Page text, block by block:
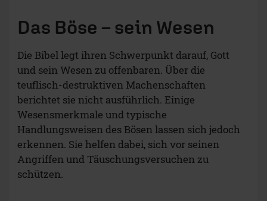
Das Böse – sein Wesen
Die Bibel legt ihren Schwerpunkt darauf, Gott
und sein Wesen zu offenbaren. Über die
teuflisch-destruktiven Machenschaften
berichtet sie nicht ausführlich. Einige
Wesensmerkmale und typische
Handlungsweisen des Bösen lassen sich jedoch
erkennen. Sie helfen dabei, sich vor seinen
Angriffen und Täuschungsversuchen zu
schützen.